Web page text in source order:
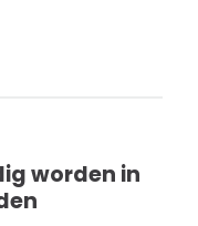
worden in